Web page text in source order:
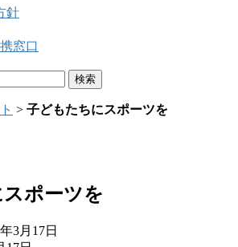
針
窓口
> 子どもたちにスポーツを
ポーツを
3月17日